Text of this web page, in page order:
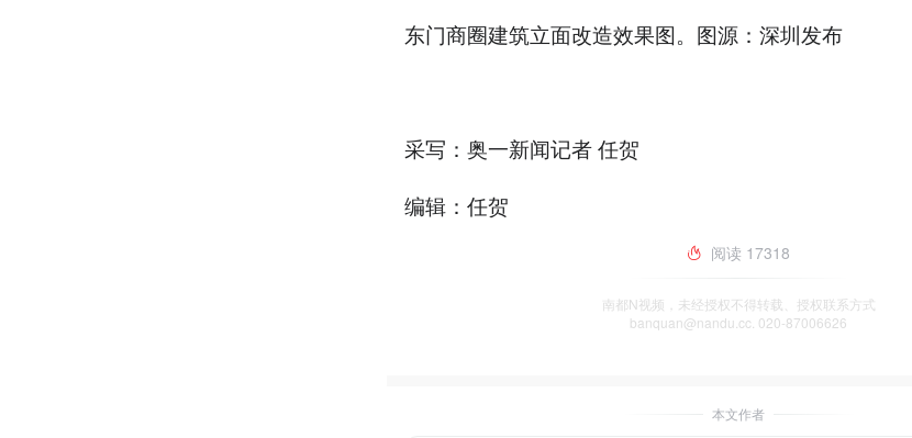
东门商圈建筑立面改造效果图。图源：深圳发布
采写：奥一新闻记者 任贺
编辑：任贺
阅读 17318
南都N视频，未经授权不得转载、授权联系方式
banquan@nandu.cc. 020-87006626
本文作者